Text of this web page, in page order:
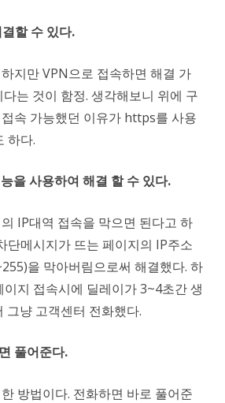
할 수 있다.
지만 VPN으로 접속하면 해결 가
는 것이 함정. 생각해보니 위에 구
속 가능했던 이유가 https를 사용
하다.
을 사용하여 해결 할 수 있다.
IP대역 접속을 막으면 된다고 하
단메시지가 뜨는 페이지의 IP주소
을 막아버림으로써 해결했다. 하
지 접속시에 딜레이가 3~4초간 생
그냥 고객센터 전화했다.
풀어준다.
방법이다. 전화하면 바로 풀어준